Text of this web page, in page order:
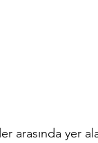
arasında yer